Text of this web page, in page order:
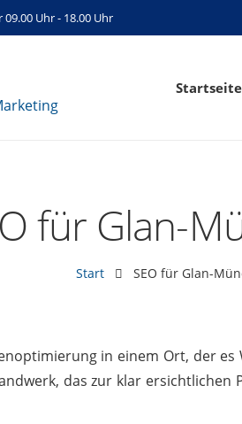
09.00 Uhr - 18.00 Uhr
Startseite
für Glan-
Start SEO für Glan-
in einem Ort, der
das zur klar